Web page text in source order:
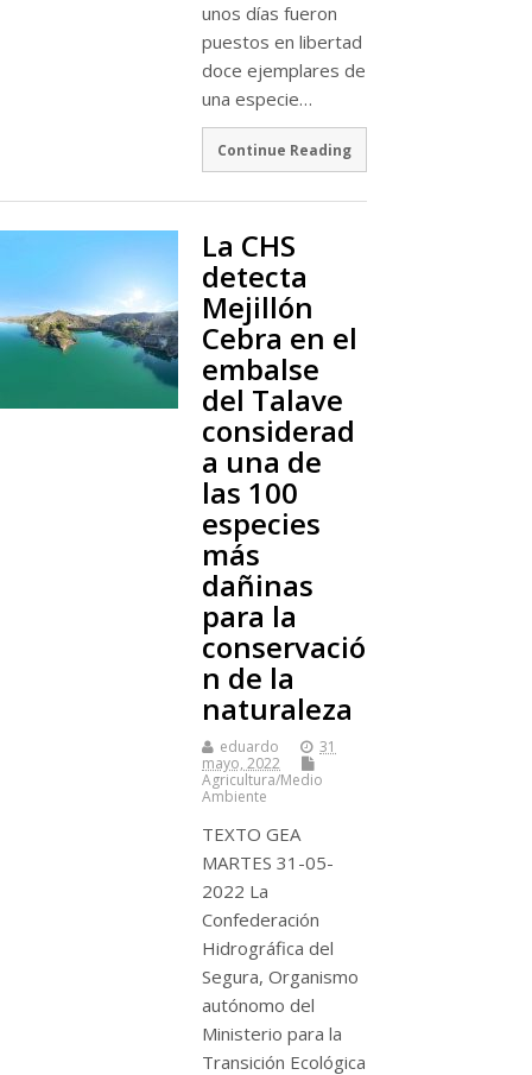
unos días fueron
puestos en libertad
doce ejemplares de
una especie…
Continue Reading
La CHS
detecta
Mejillón
Cebra en el
embalse
del Talave
considerad
a una de
las 100
especies
más
dañinas
para la
conservació
n de la
naturaleza
eduardo
31
mayo, 2022
Agricultura/Medio
Ambiente
TEXTO GEA
MARTES 31-05-
2022 La
Confederación
Hidrográfica del
Segura, Organismo
autónomo del
Ministerio para la
Transición Ecológica